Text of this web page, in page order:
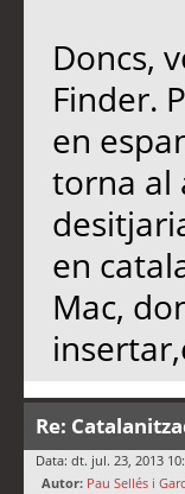
Doncs,
Finder.
en
torna al
en
Mac,
Re:
Data: dt. jul. 23, 2013
Autor: Pau Sellés i